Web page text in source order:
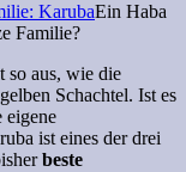
Ein Haba
Familie?
so aus, wie die
Schachtel. Ist es
eigene
ist eines der drei
beste